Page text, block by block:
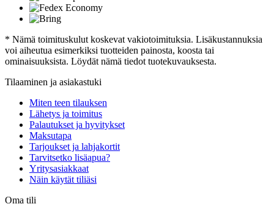
* Nämä toimituskulut koskevat vakiotoimituksia. Lisäkustannuksia
voi aiheutua esimerkiksi tuotteiden painosta, koosta tai
ominaisuuksista. Löydät nämä tiedot tuotekuvauksesta.
Tilaaminen ja asiakastuki
Miten teen tilauksen
Lähetys ja toimitus
Palautukset ja hyvitykset
Maksutapa
Tarjoukset ja lahjakortit
Tarvitsetko lisäapua?
Yritysasiakkaat
Näin käytät tiliäsi
Oma tili